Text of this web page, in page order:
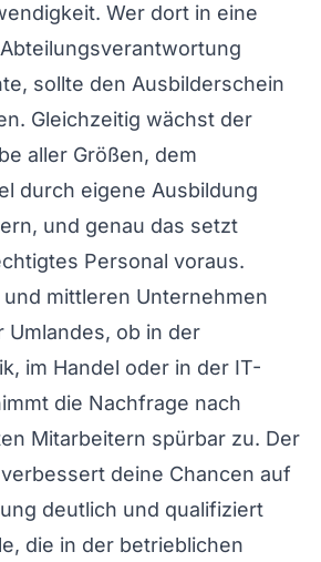
Wer dort in eine
sollte den Ausbilderschein
Gleichzeitig wächst der
aller Größen, dem
durch eigene Ausbildung
und genau das setzt
Personal voraus.
mittleren Unternehmen
Umlandes, ob in der
im Handel oder in der IT-
die Nachfrage nach
Mitarbeitern spürbar zu. Der
deine Chancen auf
deutlich und qualifiziert
die in der betrieblichen